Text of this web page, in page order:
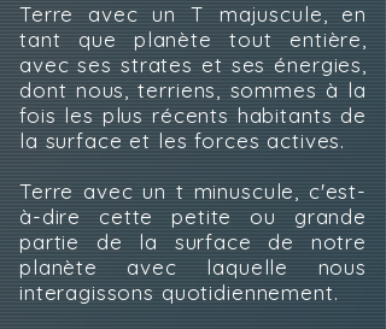
Terre avec un T majuscule, en
tant que planète tout entière,
avec ses strates et ses énergies,
dont nous, terriens, sommes à la
fois les plus récents habitants de
la surface et les forces actives.
Terre avec un t minuscule, c'est-
à-dire cette petite ou grande
partie de la surface de notre
planète avec laquelle nous
interagissons quotidiennement.